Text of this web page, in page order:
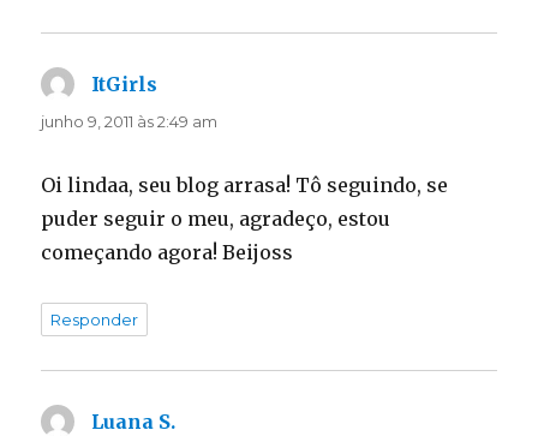
ItGirls
junho 9, 2011 às 2:49 am
Oi lindaa, seu blog arrasa! Tô seguindo, se
puder seguir o meu, agradeço, estou
começando agora! Beijoss
Responder
Luana S.